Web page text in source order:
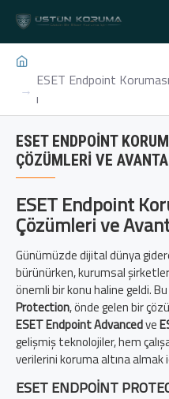
ESET Endpoint
ı
ESET ENDPOINT
ÇÖZÜMLERI VE
ESET Endpoint
Çözümleri ve
Günümüzde dijital dünya
bürünürken, kurumsal
önemli bir konu haline geldi.
Protection, önde gelen bir
ESET Endpoint Advancedve
gelişmiş teknolojiler, hem
verilerini koruma altına almak
ESET ENDPOINT